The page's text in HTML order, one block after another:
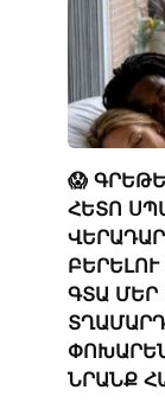
😱
ՀԵՏՈ
ԳՏԱ ՄԵՐ
ՆՐԱՆՔ